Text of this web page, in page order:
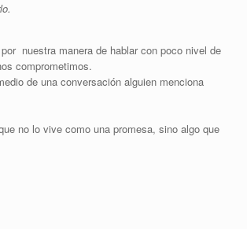
nuestra manera de hablar con poco nivel de
comprometimos.
de una conversación alguien menciona
no lo vive como una promesa, sino algo que